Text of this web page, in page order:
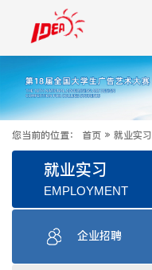
您当前的位置： 首页 » 就业实习
就业实习
EMPLOYMENT
企业招聘